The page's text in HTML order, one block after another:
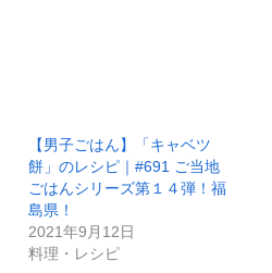
【男子ごはん】「キャベツ
餅」のレシピ｜#691 ご当地
ごはんシリーズ第１４弾！福
島県！
2021年9月12日
料理・レシピ